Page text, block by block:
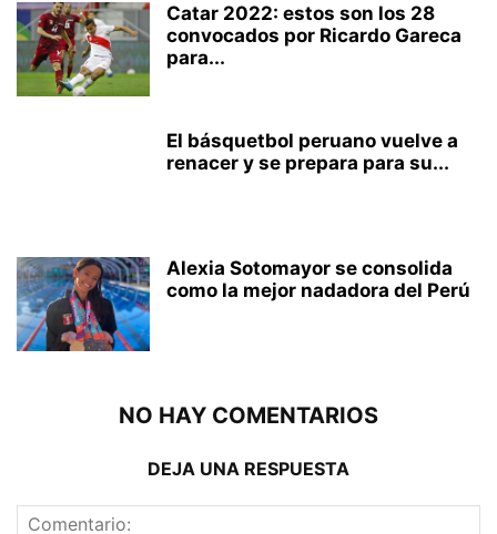
Catar 2022: estos son los 28
convocados por Ricardo Gareca
para...
El básquetbol peruano vuelve a
renacer y se prepara para su...
Alexia Sotomayor se consolida
como la mejor nadadora del Perú
NO HAY COMENTARIOS
DEJA UNA RESPUESTA